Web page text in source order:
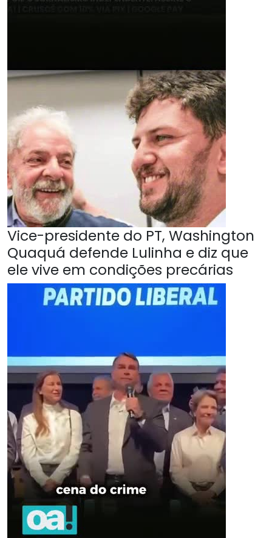
Vice-presidente do PT, Washington
Quaquá defende Lulinha e diz que
ele vive em condições precárias